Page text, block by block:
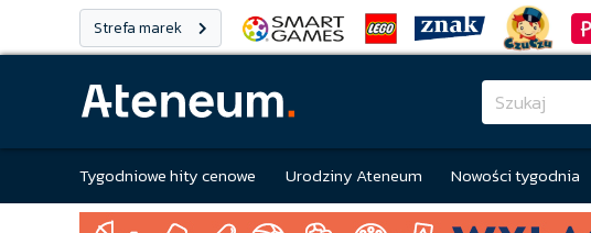
Strefa marek
Tygodniowe hity cenowe Urodziny Ateneum Nowości tygodnia